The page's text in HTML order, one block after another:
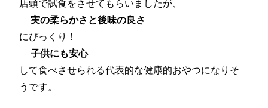
店頭で試食をさせてもらいましたが、
実の柔らかさと後味の良さ
にびっくり！
子供にも安心
して食べさせられる代表的な健康的おやつになりそ
うです。